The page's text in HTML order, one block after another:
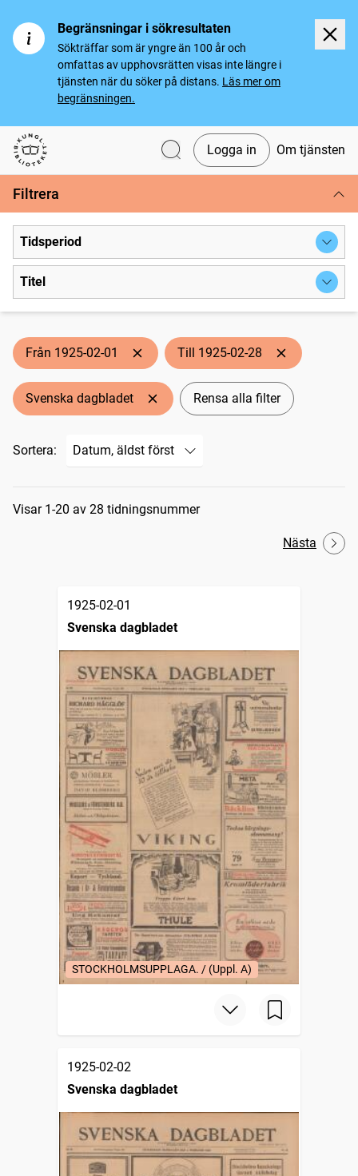
Begränsningar i sökresultaten
Sökträffar som är yngre än 100 år och
omfattas av upphovsrätten visas inte längre i
tjänsten när du söker på distans. Läs mer om
begränsningen.
Svenska tidningar
Logga in Om tjänsten
Filtrera
Tidsperiod
Titel
Från 1925-02-01 Till 1925-02-28
Svenska dagbladet Rensa alla filter
Sortera:
Sökresultat
Visar 1-20 av 28 tidningsnummer
Nästa
1925-02-01
Svenska dagbladet
STOCKHOLMSUPPLAGA. / (Uppl. A)
1925-02-02
Svenska dagbladet